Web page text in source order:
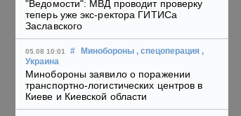
"Ведомости": МВД проводит проверку
теперь уже экс-ректора ГИТИСа
Заславского
05.08 10:01 # Минобороны , спецоперация ,
Украина
Минобороны заявило о поражении
транспортно-логистических центров в
Киеве и Киевской области